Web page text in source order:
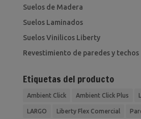
Suelos de Madera
Suelos Laminados
Suelos Vinilicos Liberty
Revestimiento de paredes y techos
Etiquetas del producto
Ambient Click Ambient Click Plus
LARGO Liberty Flex Comercial